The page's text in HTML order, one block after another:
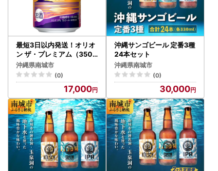
最短3日以内発送！オリオ
ン ザ・プレミアム（350
ml缶×24本）
沖縄県南城市
(0)
17,000
沖縄サンゴビール 定番3種
24本セット
沖縄県南城市
(0)
30,000